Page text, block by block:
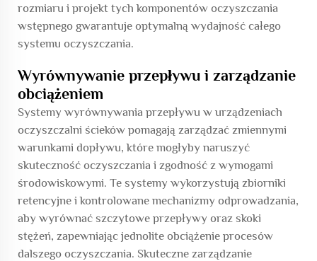
rozmiaru i projekt tych komponentów oczyszczania
wstępnego gwarantuje optymalną wydajność całego
systemu oczyszczania.
Wyrównywanie przepływu i zarządzanie
obciążeniem
Systemy wyrównywania przepływu w urządzeniach
oczyszczalni ścieków pomagają zarządzać zmiennymi
warunkami dopływu, które mogłyby naruszyć
skuteczność oczyszczania i zgodność z wymogami
środowiskowymi. Te systemy wykorzystują zbiorniki
retencyjne i kontrolowane mechanizmy odprowadzania,
aby wyrównać szczytowe przepływy oraz skoki
stężeń, zapewniając jednolite obciążenie procesów
dalszego oczyszczania. Skuteczne zarządzanie